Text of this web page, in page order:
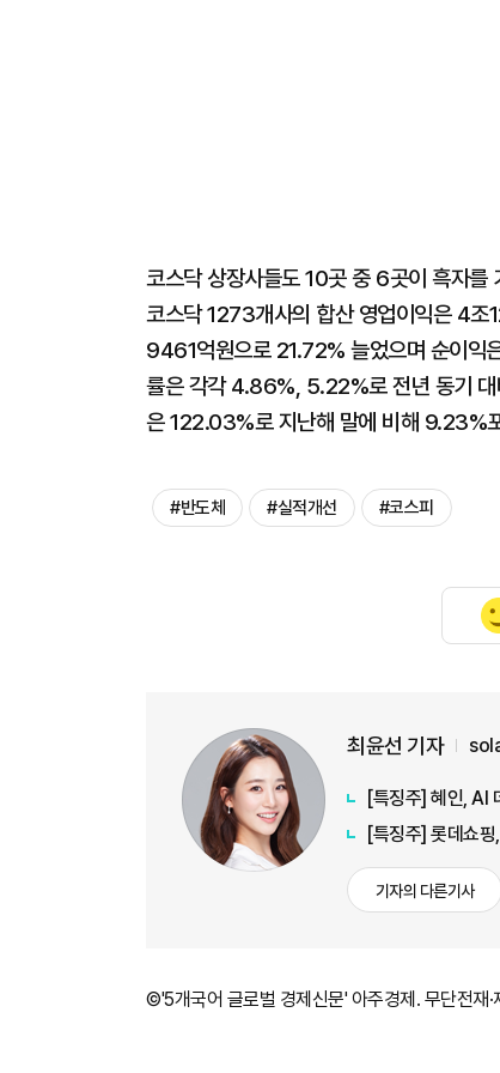
코스닥 상장사들도 10곳 중 6곳이 흑자를
코스닥 1273개사의 합산 영업이익은 4
9461억원으로 21.72% 늘었으며 순이익
률은 각각 4.86%, 5.22%로 전년 동기
은 122.03%로 지난해 말에 비해 9.23%
#반도체 #실적개선 #코스피
최윤선 기자
[특징주] 혜인, AI
[특징주] 롯데쇼
기자의 다른기사
©'5개국어 글로벌 경제신문' 아주경제. 무단전재·